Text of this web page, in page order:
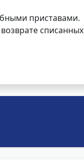
приставами.
списанных